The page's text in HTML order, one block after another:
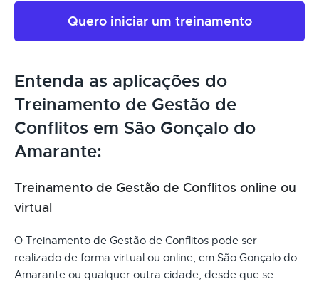
Quero iniciar um treinamento
Entenda as aplicações do
Treinamento de Gestão de
Conflitos em São Gonçalo do
Amarante:
Treinamento de Gestão de Conflitos online ou
virtual
O Treinamento de Gestão de Conflitos pode ser
realizado de forma virtual ou online, em São Gonçalo do
Amarante ou qualquer outra cidade, desde que se